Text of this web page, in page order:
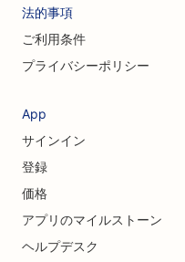
法的事項
ご利用条件
プライバシーポリシー
App
サインイン
登録
価格
アプリのマイルストーン
ヘルプデスク